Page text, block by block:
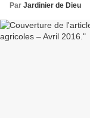
Par Jardinier de Dieu